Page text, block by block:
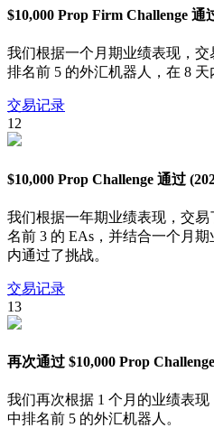
$10,000 Prop Firm Challenge 通
我们根据一个月期业绩表现，交
排名前 5 的外汇机器人，在 8 天
交易记录
12
$10,000 Prop Challenge 通过
我们根据一年期业绩表现，交易
名前 3 的 EAs，并结合一个月
内通过了挑战。
交易记录
13
再次通过 $10,000 Prop
我们再次根据 1 个月的业绩表现
中排名前 5 的外汇机器人。